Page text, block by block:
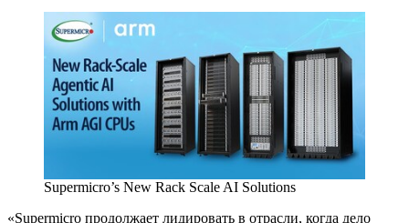
Supermicro’s New Rack Scale AI Solutions
«Supermicro продолжает лидировать в отрасли, когда дело